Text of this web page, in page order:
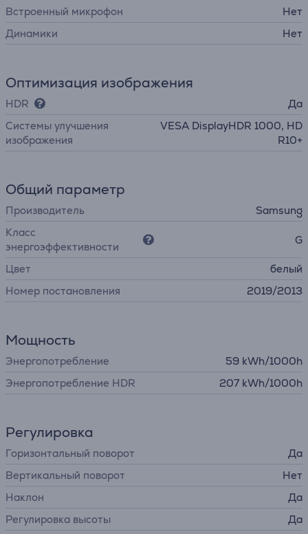
Встроенный микрофон
Нет
Динамики
Нет
Оптимизация изображения
HDR
Да
Системы улучшения
изображения
VESA DisplayHDR 1000, HD
R10+
Общий параметр
Производитель
Samsung
Класс
энергоэффективности
G
Цвет
белый
Номер постановления
2019/2013
Мощность
Энергопотребление
59 kWh/1000h
Энергопотребление HDR
207 kWh/1000h
Регулировка
Горизонтальный поворот
Да
Вертикальный поворот
Нет
Наклон
Да
Регулировка высоты
Да